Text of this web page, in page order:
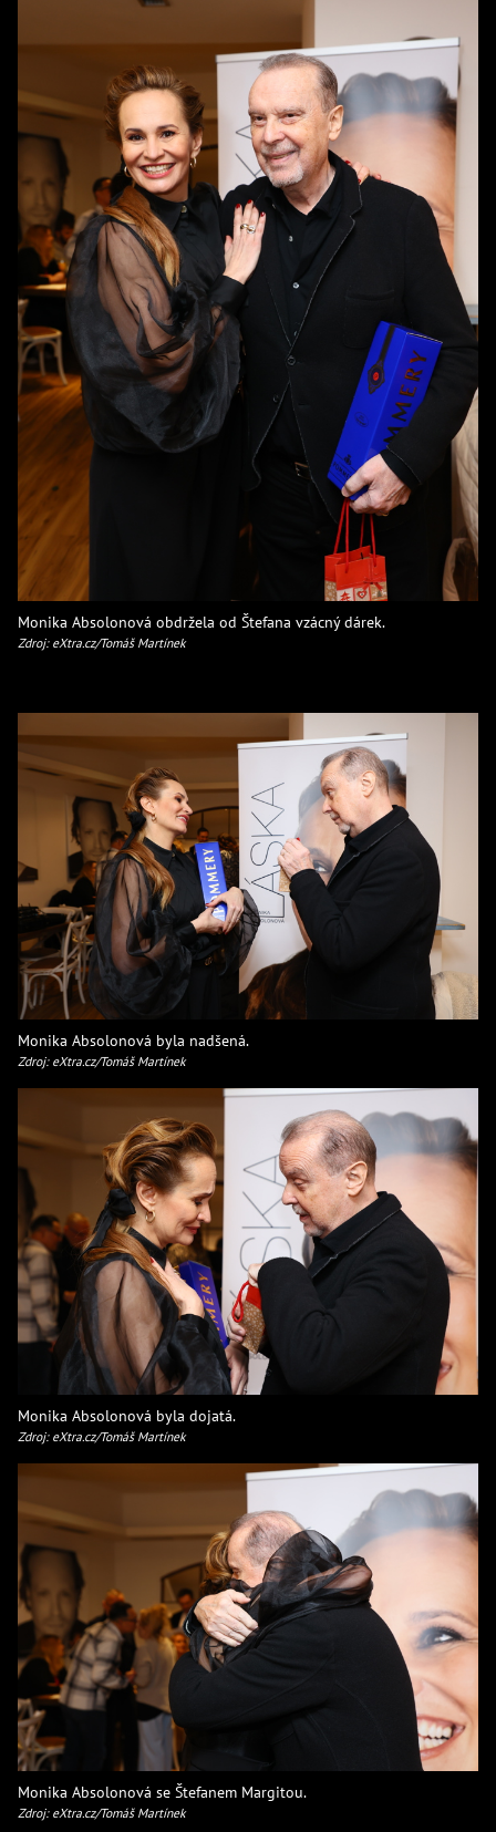
Monika Absolonová obdržela od Štefana vzácný dárek.
Zdroj: eXtra.cz/Tomáš Martínek
Monika Absolonová byla nadšená.
Zdroj: eXtra.cz/Tomáš Martínek
Monika Absolonová byla dojatá.
Zdroj: eXtra.cz/Tomáš Martínek
Monika Absolonová se Štefanem Margitou.
Zdroj: eXtra.cz/Tomáš Martínek